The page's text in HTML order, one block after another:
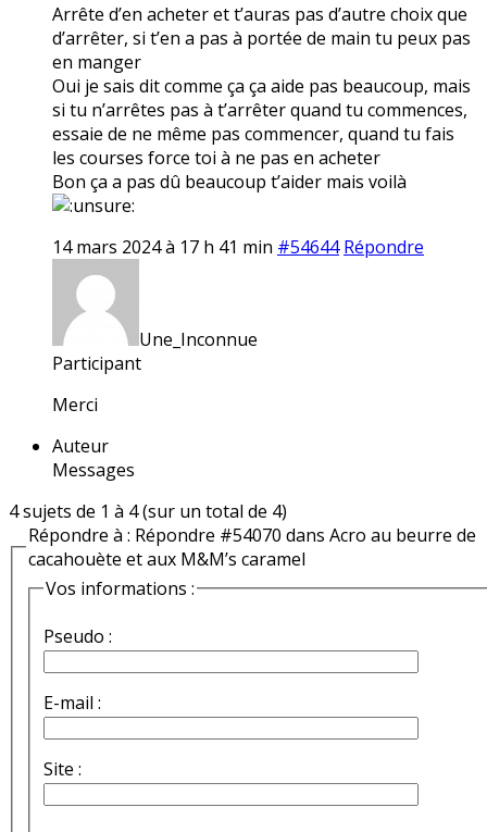
Arrête d’en acheter et t’auras pas d’autre choix que
d’arrêter, si t’en a pas à portée de main tu peux pas
en manger
Oui je sais dit comme ça ça aide pas beaucoup, mais
si tu n’arrêtes pas à t’arrêter quand tu commences,
essaie de ne même pas commencer, quand tu fais
les courses force toi à ne pas en acheter
Bon ça a pas dû beaucoup t’aider mais voilà
14 mars 2024 à 17 h 41 min #54644 Répondre
Une_Inconnue
Participant
Merci
Auteur
Messages
4 sujets de 1 à 4 (sur un total de 4)
Répondre à : Répondre #54070 dans Acro au beurre de
cacahouète et aux M&M’s caramel
Vos informations :
Pseudo :
E-mail :
Site :